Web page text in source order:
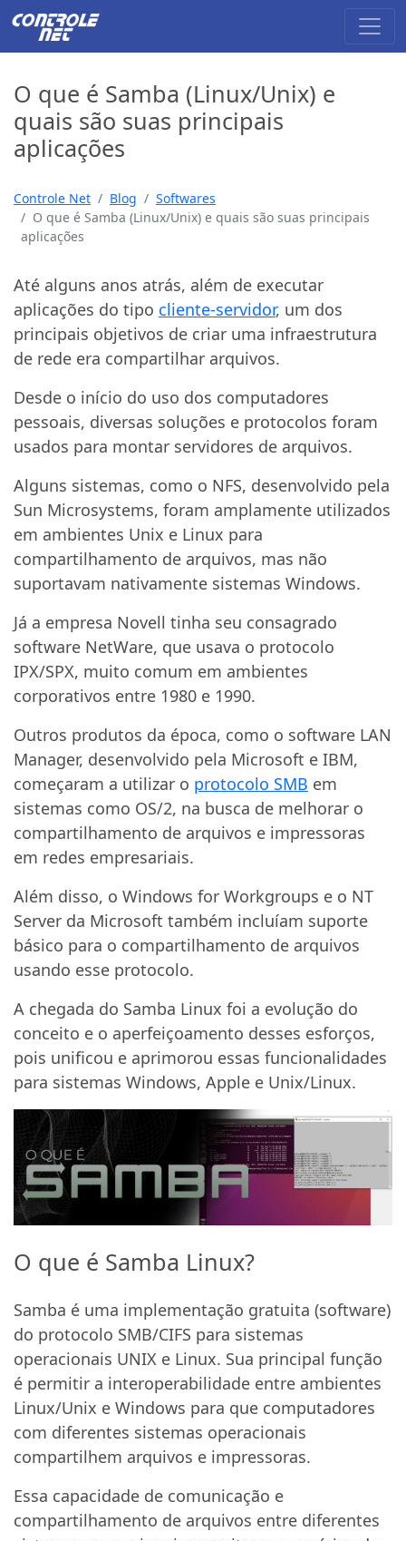
O que é Samba (Linux/Unix) e
quais são suas principais
aplicações
Controle Net Blog
Softwares
O que é Samba (Linux/Unix) e quais são suas principais
aplicações
Até alguns anos atrás, além de executar
aplicações do tipo cliente-servidor, um dos
principais objetivos de criar uma infraestrutura
de rede era compartilhar arquivos.
Desde o início do uso dos computadores
pessoais, diversas soluções e protocolos foram
usados para montar servidores de arquivos.
Alguns sistemas, como o NFS, desenvolvido pela
Sun Microsystems, foram amplamente utilizados
em ambientes Unix e Linux para
compartilhamento de arquivos, mas não
suportavam nativamente sistemas Windows.
Já a empresa Novell tinha seu consagrado
software NetWare, que usava o protocolo
IPX/SPX, muito comum em ambientes
corporativos entre 1980 e 1990.
Outros produtos da época, como o software LAN
Manager, desenvolvido pela Microsoft e IBM,
começaram a utilizar o protocolo SMB em
sistemas como OS/2, na busca de melhorar o
compartilhamento de arquivos e impressoras
em redes empresariais.
Além disso, o Windows for Workgroups e o NT
Server da Microsoft também incluíam suporte
básico para o compartilhamento de arquivos
usando esse protocolo.
A chegada do Samba Linux foi a evolução do
conceito e o aperfeiçoamento desses esforços,
pois unificou e aprimorou essas funcionalidades
para sistemas Windows, Apple e Unix/Linux.
O que é Samba Linux?
Samba é uma implementação gratuita (software)
do protocolo SMB/CIFS para sistemas
operacionais UNIX e Linux. Sua principal função
é permitir a interoperabilidade entre ambientes
Linux/Unix e Windows para que computadores
com diferentes sistemas operacionais
compartilhem arquivos e impressoras.
Essa capacidade de comunicação e
compartilhamento de arquivos entre diferentes